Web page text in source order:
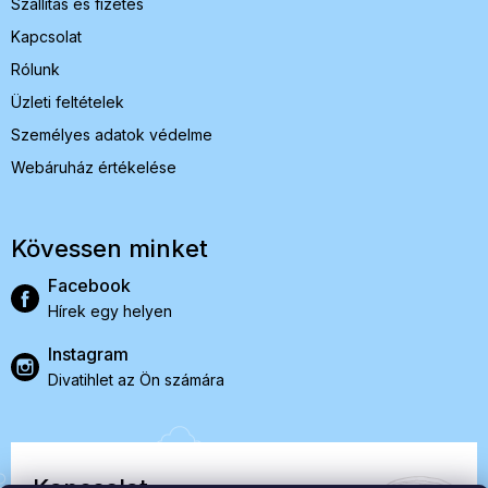
Kapcsolat
Rólunk
Üzleti feltételek
Személyes adatok védelme
Webáruház értékelése
Kövessen minket
Facebook
Hírek egy helyen
Instagram
Divatihlet az Ön számára